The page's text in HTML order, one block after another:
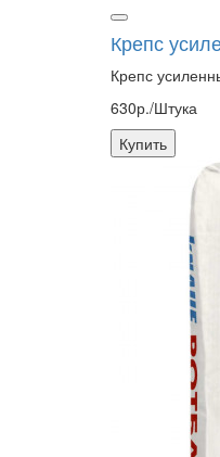
Крепс
Крепс
630р./Штука
Купить